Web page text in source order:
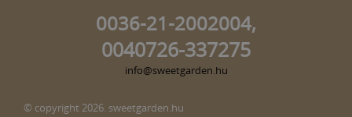
0036-21-2002004,
0040726-337275
info@sweetgarden.hu
© copyright 2026. sweetgarden.hu